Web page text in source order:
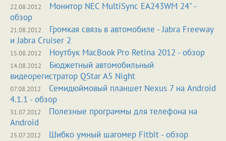
22.08.2012
Монитор NEC MultiSync EA243WM 24" -
обзор
21.08.2012
Громкая связь в автомобиле - Jabra Freeway
и Jabra Cruiser 2
15.08.2012 Ноутбук MacBook Pro Retina 2012 - обзор
14.08.2012
Бюджетный автомобильный
видеорегистратор QStar A5 Night
07.08.2012
Семидюймовый планшет Nexus 7 на Android
4.1.1 - обзор
31.07.2012
Полезные программы для телефона на
Android
25.07.2012 Шибко умный шагомер Fitbit - обзор